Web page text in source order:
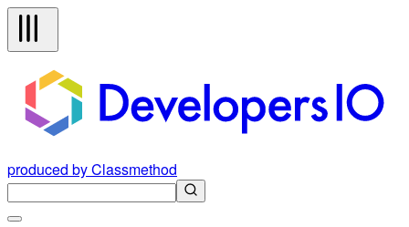
produced by Classmethod